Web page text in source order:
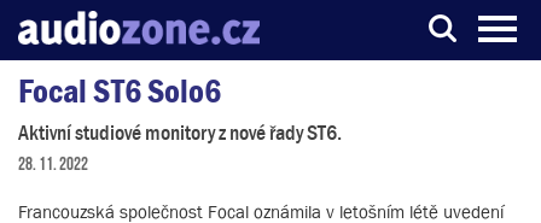
Server o digitálním zpracování zvuku
Focal ST6 Solo6
Aktivní studiové monitory z nové řady ST6.
28. 11. 2022
Francouzská společnost Focal oznámila v letošním létě uvedení